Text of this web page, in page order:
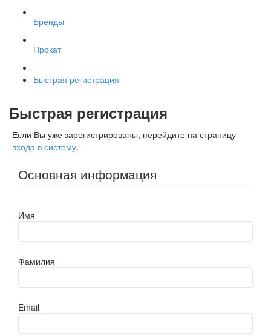
Бренды
Прокат
Быстрая регистрация
Быстрая регистрация
Если Вы уже зарегистрированы, перейдите на страницу
входа в систему.
Основная информация
Имя
Фамилия
Email